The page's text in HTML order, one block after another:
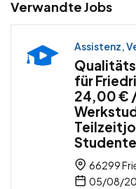
Verwandte Jobs
Assistenz,
für
24,00 €
66299
05/08/